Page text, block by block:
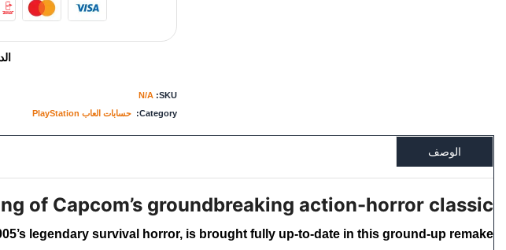
SKU:
N/A
Category:
حسابات العاب PlayStation
الوصف
of Capcom’s groundbreaking action-horror classic.
legendary survival horror, is brought fully up-to-date in this ground-up remake.